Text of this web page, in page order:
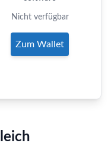
Nicht verfügbar
Zum Wallet